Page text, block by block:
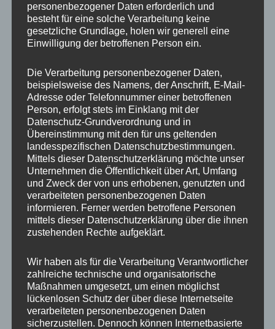
MP Mario Porten
Beratung
Training
Coaching
Impulsvorträge
NEWS ABONNIEREN?
Your email:
personenbezogener Daten erforderlich und
besteht für eine solche Verarbeitung keine
gesetzliche Grundlage, holen wir generell eine
Einwilligung der betroffenen Person ein.
Die Verarbeitung personenbezogener Daten,
beispielsweise des Namens, der Anschrift, E-Mail-
Adresse oder Telefonnummer einer betroffenen
Person, erfolgt stets im Einklang mit der
Datenschutz-Grundverordnung und in
Übereinstimmung mit den für uns geltenden
landesspezifischen Datenschutzbestimmungen.
Mittels dieser Datenschutzerklärung möchte unser
Unternehmen die Öffentlichkeit über Art, Umfang
und Zweck der von uns erhobenen, genutzten und
verarbeiteten personenbezogenen Daten
informieren. Ferner werden betroffene Personen
mittels dieser Datenschutzerklärung über die ihnen
zustehenden Rechte aufgeklärt.
Wir haben als für die Verarbeitung Verantwortlicher
zahlreiche technische und organisatorische
Maßnahmen umgesetzt, um einen möglichst
lückenlosen Schutz der über diese Internetseite
verarbeiteten personenbezogenen Daten
sicherzustellen. Dennoch können Internetbasierte